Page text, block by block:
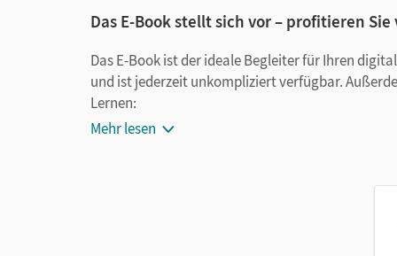
Das E-Book stellt sich vor – profitieren
Das E-Book ist der ideale Begleiter für Ihren
und ist jederzeit unkompliziert verfügbar.
Lernen:
Mehr lesen